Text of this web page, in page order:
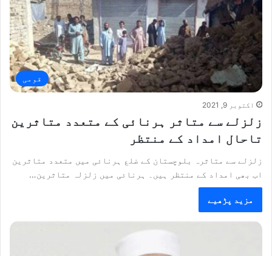
قومی
اکتوبر 9, 2021
زلزلے سے متاثر ہرنائی کے متعدد متاثرین
تاحال امداد کے منتظر
زلزلے سے متاثرہ بلوچستان کے ضلع ہرنائی میں متعدد متاثرین
اب بھی امداد کے منتظر ہیں۔ ہرنائی میں زلزلہ متاثرین…
مزید پڑھیے